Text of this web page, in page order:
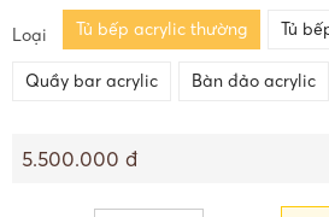
Loại Tủ bếp acrylic thường Tủ
Quầy bar acrylic Bàn đảo acrylic
5.500.000 đ